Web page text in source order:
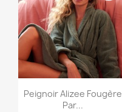
Aperçu rapide
Peignoir Alizee Fougère
Par...